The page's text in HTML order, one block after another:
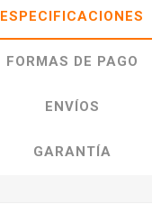
ESPECIFICACIONES
FORMAS DE PAGO
ENVÍOS
GARANTÍA